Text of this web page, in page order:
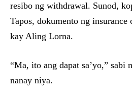
resibo ng withdrawal. Sunod,
Tapos, dokumento ng insurance
kay Aling Lorna.
“Ma, ito ang dapat sa’yo,” sabi
nanay niya.